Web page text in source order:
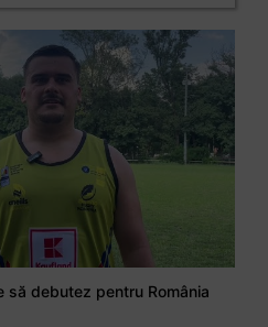
să debutez pentru România